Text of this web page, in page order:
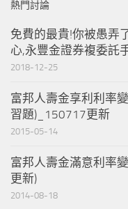
熱門討論
免費的最貴!你被愚弄
心,永豐金證券複委託
2018-12-25
富邦人壽金享利利率
習題)_150717更新
2015-05-14
富邦人壽金滿意利率
更新)
2014-08-18